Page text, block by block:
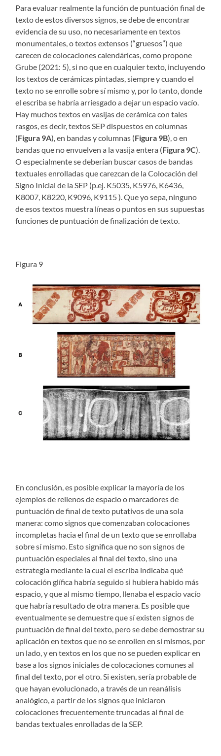
Para evaluar realmente la función de puntuación final de
texto de estos diversos signos, se debe de encontrar
evidencia de su uso, no necesariamente en textos
monumentales, o textos extensos (“gruesos”) que
carecen de colocaciones calendáricas, como propone
Grube (2021: 5), si no que en cualquier texto, incluyendo
los textos de cerámicas pintadas, siempre y cuando el
texto no se enrolle sobre sí mismo y, por lo tanto, donde
el escriba se habría arriesgado a dejar un espacio vacío.
Hay muchos textos en vasijas de cerámica con tales
rasgos, es decir, textos SEP dispuestos en columnas
(Figura 9A), en bandas y columnas (Figura 9B), o en
bandas que no envuelven a la vasija entera (Figura 9C).
O especialmente se deberían buscar casos de bandas
textuales enrolladas que carezcan de la Colocación del
Signo Inicial de la SEP (p.ej. K5035, K5976, K6436,
K8007, K8220, K9096, K9115 ). Que yo sepa, ninguno
de esos textos muestra líneas o puntos en sus supuestas
funciones de puntuación de finalización de texto.
Figura 9
En conclusión, es posible explicar la mayoría de los
ejemplos de rellenos de espacio o marcadores de
puntuación de final de texto putativos de una sola
manera: como signos que comenzaban colocaciones
incompletas hacia el final de un texto que se enrollaba
sobre sí mismo. Esto significa que no son signos de
puntuación especiales al final del texto, sino una
estrategia mediante la cual el escriba indicaba qué
colocación glífica habría seguido si hubiera habido más
espacio, y que al mismo tiempo, llenaba el espacio vacío
que habría resultado de otra manera. Es posible que
eventualmente se demuestre que sí existen signos de
puntuación de final del texto, pero se debe demostrar su
aplicación en textos que no se enrollen en sí mismos, por
un lado, y en textos en los que no se pueden explicar en
base a los signos iniciales de colocaciones comunes al
final del texto, por el otro. Si existen, sería probable de
que hayan evolucionado, a través de un reanálisis
analógico, a partir de los signos que iniciaron
colocaciones frecuentemente truncadas al final de
bandas textuales enrolladas de la SEP.